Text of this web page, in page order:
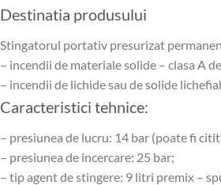
Destinatia produsului
Stingatorul portativ presurizat
– incendii de materiale solide – clasa A
– incendii de lichide sau de solide
Caracteristici tehnice:
– presiunea de lucru: 14 bar (poate fi
– presiunea de incercare: 25 bar;
– tip agent de stingere: 9 litri premix –